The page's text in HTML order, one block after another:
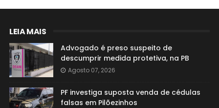
LEIA MAIS
Advogado é preso suspeito de
descumprir medida protetiva, na PB
Agosto 07, 2026
PF investiga suposta venda de cédulas
falsas em Pilõezinhos